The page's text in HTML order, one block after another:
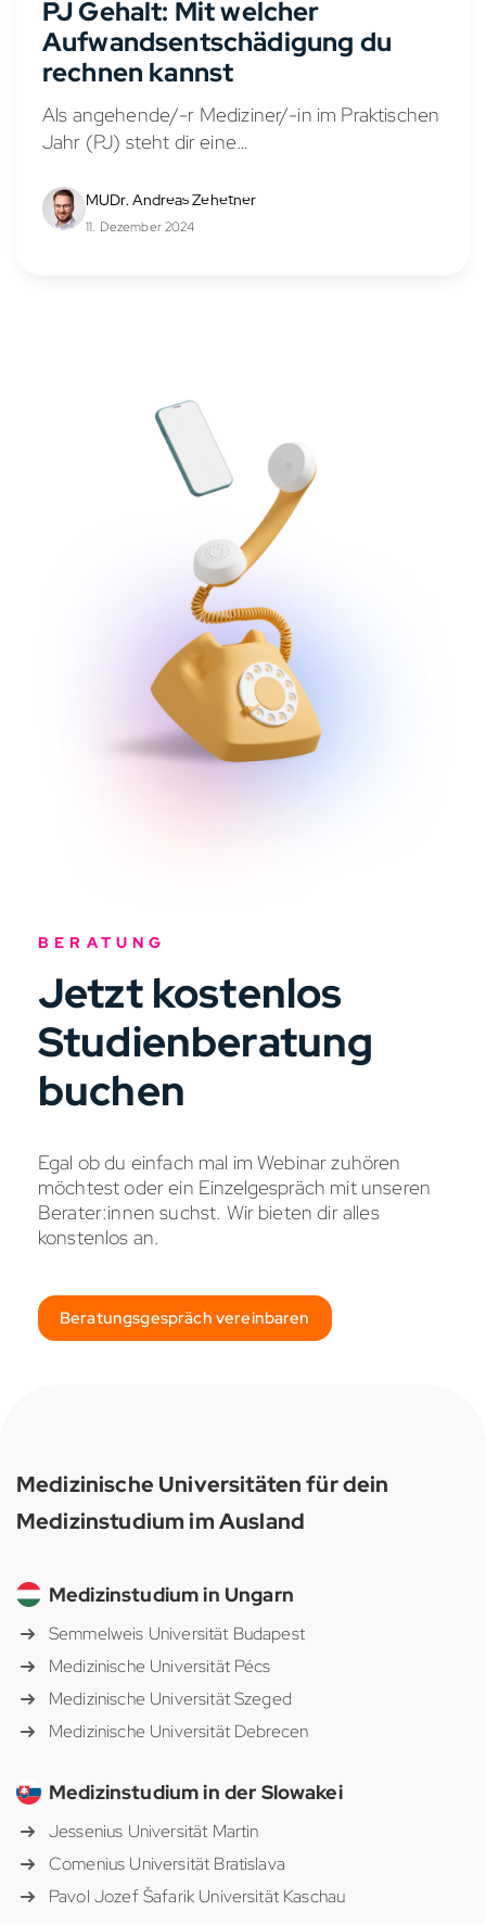
PJ Gehalt: Mit welcher
Aufwandsentschädigung du
rechnen kannst
Als angehende/-r Mediziner/-in im Praktischen
Jahr (PJ) steht dir eine
Gehalt oder PJ Vergütung bezeichnet wird.
Diese Praktikumsvergütung soll deine
MUDr. Andreas Zehetner
11. Dezember 2024
BERATUNG
Jetzt kostenlos
Studienberatung
buchen
Egal ob du einfach mal im Webinar zuhören
möchtest oder ein Einzelgespräch mit unseren
Berater:innen suchst. Wir bieten dir alles
konstenlos an.
Beratungsgespräch vereinbaren
Medizinische Universitäten für dein
Medizinstudium im Ausland
Medizinstudium in Ungarn
Semmelweis Universität Budapest
Medizinische Universität Pécs
Medizinische Universität Szeged
Medizinische Universität Debrecen
Medizinstudium in der Slowakei
Jessenius Universität Martin
Comenius Universität Bratislava
Pavol Jozef Šafarik Universität Kaschau